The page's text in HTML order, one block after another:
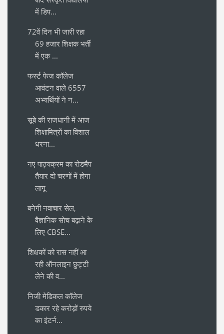
में डिप...
72वें दिन भी जारी रहा
69 हजार शिक्षक भर्ती
में एक ...
फर्स्ट फेज कॉलेज
आवंटन वाले 6557
अभ्यर्थियों ने न...
सूबे की राजधानी में आज
शिक्षामित्रों का विशाल
धरना...
नए पाठ्यक्रम का रोडमैप
तैयार दो चरणों में होगा
लागू
बनेगी नवाचार सेल,
वैज्ञानिक सोच बढ़ाने के
लिए CBSE...
शिक्षकों को रास नहीं आ
रही ऑनलाइन छुट्टी
लेने की व...
निजी मेडिकल कॉलेज
डकार रहे करोड़ों रुपये
का इंटर्न...